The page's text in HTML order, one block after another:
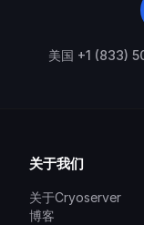
美国 +1 (833)
关于我们
关于Cryoserver
博客